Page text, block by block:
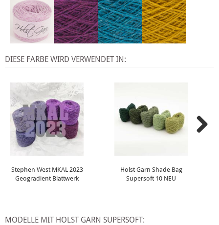
DIESE FARBE WIRD VERWENDET IN:
Stephen West MKAL 2023
Geogradient Blattwerk
Holst Garn Shade Bag
Supersoft 10 NEU
MODELLE MIT HOLST GARN SUPERSOFT: